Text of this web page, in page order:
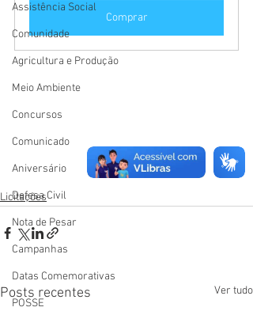
Assistência Social
Comunidade
Agricultura e Produção
Meio Ambiente
Concursos
Comunicado
Aniversário
Defesa Civil
Nota de Pesar
Campanhas
Datas Comemorativas
POSSE
Comprar
Licitações
Posts recentes Ver tudo